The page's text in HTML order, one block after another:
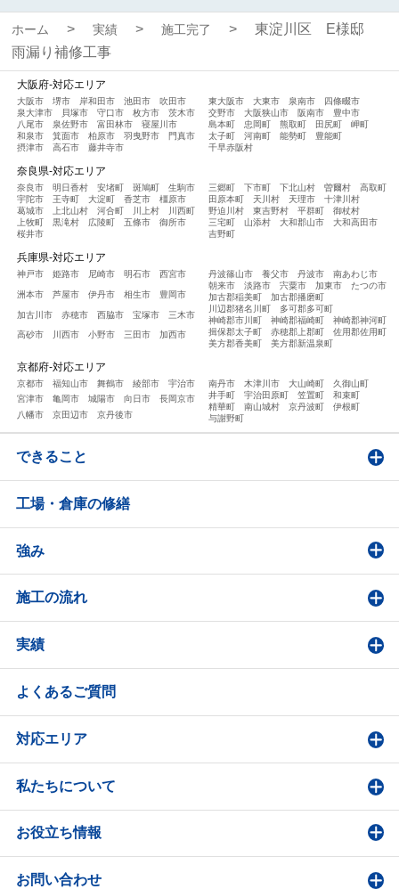
ホーム 実績 施工完了
東淀川区 E様邸
雨漏り補修工事
大阪府-対応エリア
大阪市 堺市 岸和田市 池田市
吹田市
泉大津市
貝塚市 守口市 枚方市
茨木市
八尾市
泉佐野市 富田林市
寝屋川市
和泉市
箕面市 柏原市 羽曳野市
門真市
摂津市
高石市 藤井寺市
東大阪市 大東市 泉南市
四條畷市
交野市
大阪狭山市 阪南市
豊中市
島本町
忠岡町 熊取町 田尻町
岬町
太子町
河南町 能勢町
豊能町
千早赤阪村
奈良県-対応エリア
奈良市 明日香村 安堵町 斑鳩町
生駒市
宇陀市
王寺町 大淀町 香芝市
橿原市
葛城市
上北山村 河合町 川上村
川西町
上牧町
黒滝村 広陵町 五條市
御所市
桜井市
三郷町 下市町 下北山村 曽爾村
高取町
田原本町
天川村 天理市
十津川村
野迫川村
東吉野村 平群町
御杖村
三宅町
山添村 大和郡山市
大和高田市
吉野町
兵庫県-対応エリア
神戸市 姫路市 尼崎市 明石市 西宮市
洲本市 芦屋市 伊丹市 相生市 豊岡市
加古川市 赤穂市 西脇市 宝塚市 三木市
高砂市 川西市 小野市 三田市 加西市
丹波篠山市 養父市 丹波市
南あわじ市
朝来市
淡路市 宍粟市 加東市
たつの市
加古郡稲美町
加古郡播磨町
川辺郡猪名川町
多可郡多可町
神崎郡市川町
神崎郡福崎町
神崎郡神河町
揖保郡太子町
赤穂郡上郡町
佐用郡佐用町
美方郡香美町
美方郡新温泉町
京都府-対応エリア
京都市 福知山市 舞鶴市 綾部市
宇治市
宮津市
亀岡市 城陽市 向日市
長岡京市
八幡市
京田辺市 京丹後市
南丹市 木津川市 大山崎町
久御山町
井手町
宇治田原町 笠置町
和束町
精華町
南山城村 京丹波町
伊根町
与謝野町
できること
工場・倉庫の修繕
強み
施工の流れ
実績
よくあるご質問
対応エリア
私たちについて
お役立ち情報
お問い合わせ